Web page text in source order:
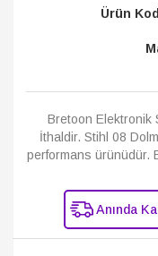
Ürün
Bretoon Elektronik
İthaldir. Stihl 08
performans ürünüdür.
Anında